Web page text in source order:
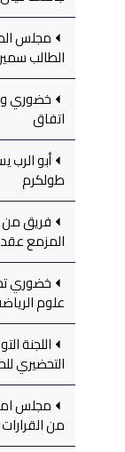
مجلس
الطالب
خضوري
اتفاق
أبو الرب
طولكرم
فريق من
المزمع
خضوري
علوم
التحضيري
مجلس
من